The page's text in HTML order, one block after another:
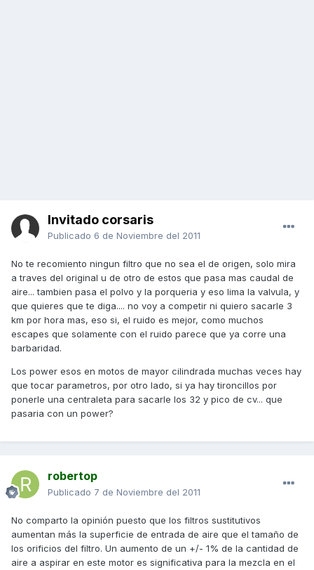
Invitado corsaris
Publicado 6 de Noviembre del 2011
No te recomiento ningun filtro que no sea el de origen, solo mira
a traves del original u de otro de estos que pasa mas caudal de
aire... tambien pasa el polvo y la porqueria y eso lima la valvula, y
que quieres que te diga.... no voy a competir ni quiero sacarle 3
km por hora mas, eso si, el ruido es mejor, como muchos
escapes que solamente con el ruido parece que ya corre una
barbaridad.
Los power esos en motos de mayor cilindrada muchas veces hay
que tocar parametros, por otro lado, si ya hay tironcillos por
ponerle una centraleta para sacarle los 32 y pico de cv... que
pasaria con un power?
robertop
Publicado 7 de Noviembre del 2011
No comparto la opinión puesto que los filtros sustitutivos
aumentan más la superficie de entrada de aire que el tamaño de
los orificios del filtro. Un aumento de un +/- 1% de la cantidad de
aire a aspirar en este motor es significativa para la mezcla en el